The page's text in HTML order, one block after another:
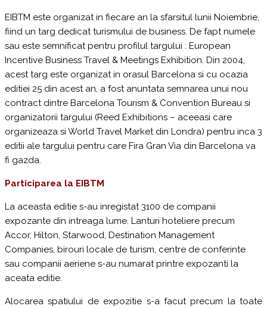
EIBTM este organizat in fiecare an la sfarsitul lunii Noiembrie,
fiind un targ dedicat turismului de business. De fapt numele
sau este semnificat pentru profilul targului : European
Incentive Business Travel & Meetings Exhibition. Din 2004,
acest targ este organizat in orasul Barcelona si cu ocazia
editiei 25 din acest an, a fost anuntata semnarea unui nou
contract dintre Barcelona Tourism & Convention Bureau si
organizatorii targului (Reed Exhibitions – aceeasi care
organizeaza si World Travel Market din Londra) pentru inca 3
editii ale targului pentru care Fira Gran Via din Barcelona va
fi gazda.
Participarea la EIBTM
La aceasta editie s-au inregistat 3100 de companii
expozante din intreaga lume. Lanturi hoteliere precum
Accor, Hilton, Starwood, Destination Management
Companies, birouri locale de turism, centre de conferinte
sau companii aeriene s-au numarat printre expozanti la
aceata editie.
Alocarea spatiului de expozitie s-a facut precum la toate